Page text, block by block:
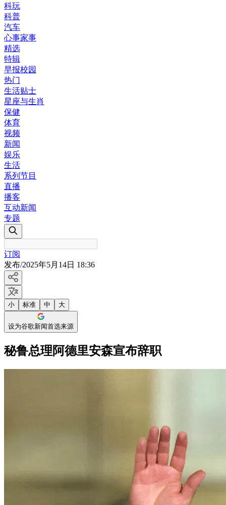
科玩
科普
汽车
心事家事
精选
特辑
早报校园
热门
生活贴士
星座与生肖
保健
体育
视频
新闻
娱乐
生活
系列节目
直播
播客
互动新闻
专题
订阅
发布/2025年5月14日 18:36
小 标准 中 大
设为谷歌新闻首选来源
秘鲁总理阿德里安森宣布辞职